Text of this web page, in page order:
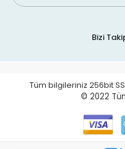
Bizi
Tüm bilgileriniz 256bit
© 2022